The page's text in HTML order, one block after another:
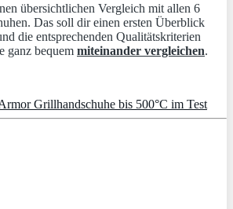
übersichtlichen Vergleich mit allen 6
Das soll dir einen ersten Überblick
die entsprechenden Qualitätskriterien
ganz bequem miteinander vergleichen.
Grillhandschuhe bis 500°C im Test